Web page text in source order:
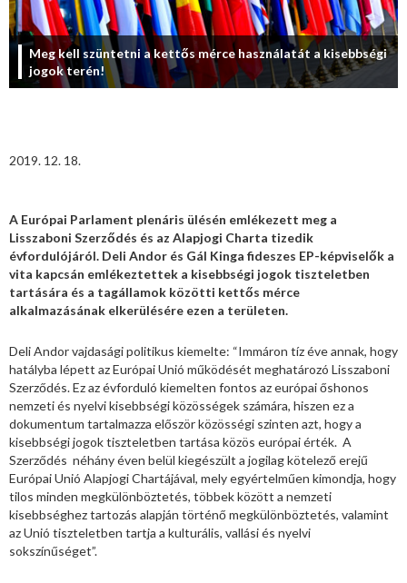
Meg kell szüntetni a kettős mérce használatát a kisebbségi
jogok terén!
2019. 12. 18.
A Európai Parlament plenáris ülésén emlékezett meg a
Lisszaboni Szerződés és az Alapjogi Charta tizedik
évfordulójáról. Deli Andor és Gál Kinga fideszes EP-képviselők a
vita kapcsán emlékeztettek a kisebbségi jogok tiszteletben
tartására és a tagállamok közötti kettős mérce
alkalmazásának elkerülésére ezen a területen.
Deli Andor vajdasági politikus kiemelte: “Immáron tíz éve annak, hogy
hatályba lépett az Európai Unió működését meghatározó Lisszaboni
Szerződés. Ez az évforduló kiemelten fontos az európai őshonos
nemzeti és nyelvi kisebbségi közösségek számára, hiszen ez a
dokumentum tartalmazza először közösségi szinten azt, hogy a
kisebbségi jogok tiszteletben tartása közös európai érték. A
Szerződés néhány éven belül kiegészült a jogilag kötelező erejű
Európai Unió Alapjogi Chartájával, mely egyértelműen kimondja, hogy
tilos minden megkülönböztetés, többek között a nemzeti
kisebbséghez tartozás alapján történő megkülönböztetés, valamint
az Unió tiszteletben tartja a kulturális, vallási és nyelvi
sokszínűséget”.